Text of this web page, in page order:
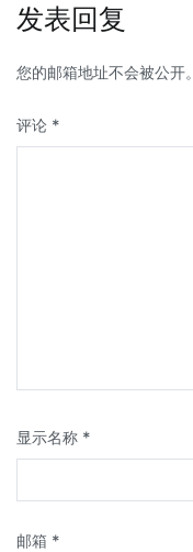
发表回复
您的邮箱地址不会被公开。
评论 *
显示名称 *
邮箱 *